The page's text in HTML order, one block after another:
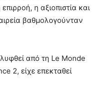
η αξιοπιστία και
βαθμολογούνταν
από τη Le Monde
2, είχε επεκταθεί